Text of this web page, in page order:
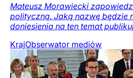
Mateusz Morawiecki
polityczną. Jaką nazwę będzie
doniesienia na ten temat
KrajObserwator mediów